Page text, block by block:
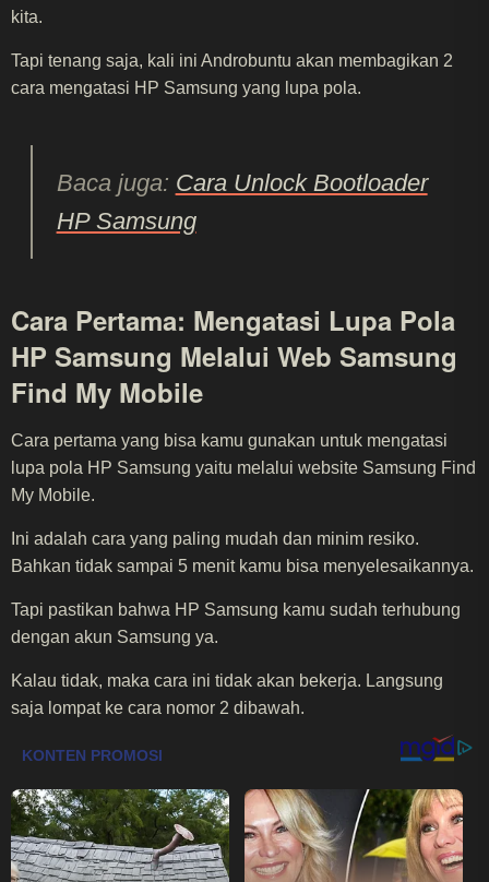
kita.
Tapi tenang saja, kali ini Androbuntu akan membagikan 2
cara mengatasi HP Samsung yang lupa pola.
Baca juga: Cara Unlock Bootloader
HP Samsung
Cara Pertama: Mengatasi Lupa Pola
HP Samsung Melalui Web Samsung
Find My Mobile
Cara pertama yang bisa kamu gunakan untuk mengatasi
lupa pola HP Samsung yaitu melalui website Samsung Find
My Mobile.
Ini adalah cara yang paling mudah dan minim resiko.
Bahkan tidak sampai 5 menit kamu bisa menyelesaikannya.
Tapi pastikan bahwa HP Samsung kamu sudah terhubung
dengan akun Samsung ya.
Kalau tidak, maka cara ini tidak akan bekerja. Langsung
saja lompat ke cara nomor 2 dibawah.